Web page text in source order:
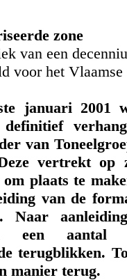
zone
van een
voor het
januari 2001
definitief
van
vertrekt
plaats te
van de
Naar
een aantal
terugblikken.
manier terug.